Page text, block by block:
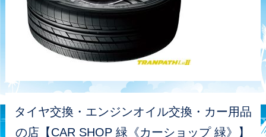
タイヤ交換・エンジンオイル交換・カー用品
の店【CAR SHOP 緑《カーショップ 緑》】